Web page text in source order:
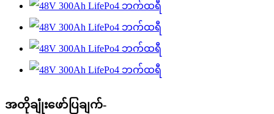
အတိုချုံးဖော်ပြချက်-